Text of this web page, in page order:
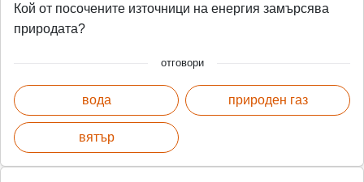
Кой от посочените източници на енергия замърсява
природата?
отговори
вода
вятър
природен газ